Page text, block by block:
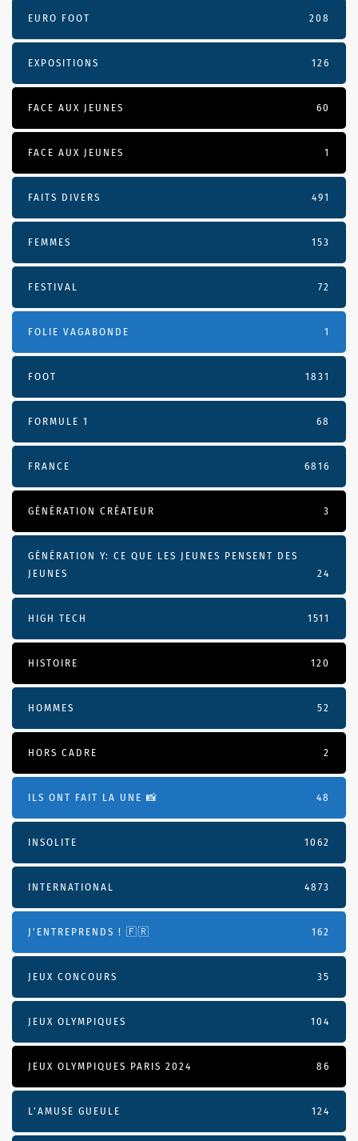
EURO FOOT 208
EXPOSITIONS 126
FACE AUX JEUNES 60
FACE AUX JEUNES 1
FAITS DIVERS 491
FEMMES 153
FESTIVAL 72
FOLIE VAGABONDE 1
FOOT 1831
FORMULE 1 68
FRANCE 6816
GÉNÉRATION CRÉATEUR 3
GÉNÉRATION Y: CE QUE LES JEUNES PENSENT DES
JEUNES
24
HIGH TECH 1511
HISTOIRE 120
HOMMES 52
HORS CADRE 2
ILS ONT FAIT LA UNE 📸 48
INSOLITE 1062
INTERNATIONAL 4873
J'ENTREPRENDS ! 🇫🇷 162
JEUX CONCOURS 35
JEUX OLYMPIQUES 104
JEUX OLYMPIQUES PARIS 2024 86
L'AMUSE GUEULE 124